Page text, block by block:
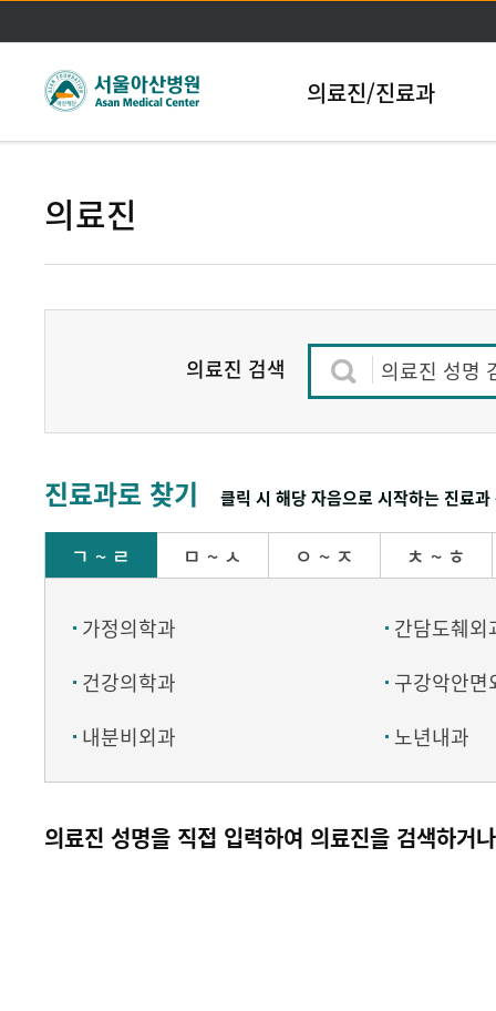
본문바로가기
의료진/진료과
의료진
의료진 검색 의료진 성명
진료과로 찾기 클릭 시 해당 자음으로 시작하는 진료
ㄱ ~ ㄹ ㅁ ~ ㅅ ㅇ ~ ㅈ ㅊ ~ ㅎ
가정의학과
간담도췌외
건강의학과
구강악안면
내분비외과
노년내과
의료진 성명을 직접 입력하여 의료진을 검색하거